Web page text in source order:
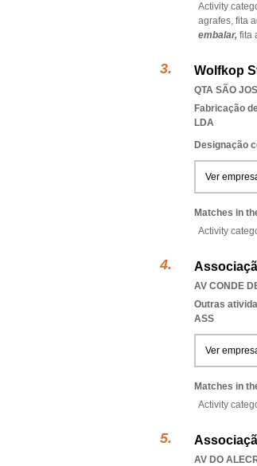
Activity
agrafes, fita
embalar, fita
Wolfkop
QTA SÃO
Fabricação
LDA
Designação
Ver
Matches in
Activity
AV CONDE
Outras
ASS
Ver
Matches in
Activity
AV DO